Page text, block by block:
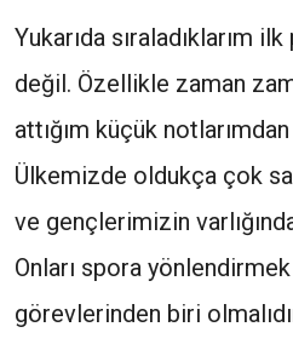
Yukarıda sıraladıklarım
değil. Özellikle zaman
attığım küçük
Ülkemizde oldukça çok
ve gençlerimizin
Onları spora
görevlerinden biri